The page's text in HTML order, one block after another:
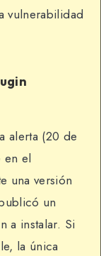
vulnerabilidad
alerta (20 de
en el
una versión
un
a instalar. Si
la única